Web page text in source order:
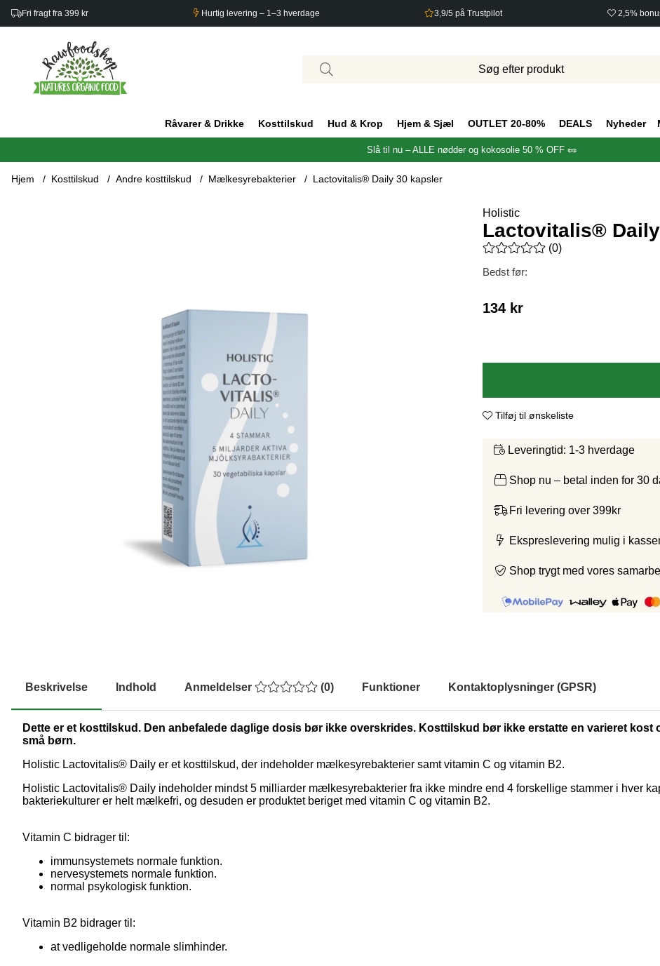
Fri fragt fra 399 kr Hurtig levering – 1–3 hverdage 3,9/5 på Trustpilot 2,5%
Råvarer & Drikke Kosttilskud Hud & Krop Hjem & Sjæl OUTLET 20-80% DEALS Nyheder
Slå til nu – ALLE nødder og kokosolie 50 % OFF 🥜
Hjem Kosttilskud Andre kosttilskud Mælkesyrebakterier Lactovitalis® Daily 30 kapsler
Holistic
Lactovitalis®
Gennemsnitlig vurdering 0 ud af 5
(0)
Bedst før:
134 kr
Tilføj til ønskeliste
Leveringtid: 1-3 hverdage
Shop nu – betal inden for 30
Fri levering over 399kr
Ekspreslevering mulig i
Shop trygt med vores
Beskrivelse Indhold Anmeldelser (0) Funktioner Kontaktoplysninger (GPSR)
Dette er et kosttilskud. Den anbefalede daglige dosis bør ikke overskrides. Kosttilskud bør ikke erstatte en varieret
små børn.
Holistic Lactovitalis® Daily er et kosttilskud, der indeholder mælkesyrebakterier samt vitamin C og vitamin B2.
Holistic Lactovitalis® Daily indeholder mindst 5 milliarder mælkesyrebakterier fra ikke mindre end 4 forskellige stammer i hver
bakteriekulturer er helt mælkefri, og desuden er produktet beriget med vitamin C og vitamin B2.
Vitamin C bidrager til:
immunsystemets normale funktion.
nervesystemets normale funktion.
normal psykologisk funktion.
Vitamin B2 bidrager til:
at vedligeholde normale slimhinder.